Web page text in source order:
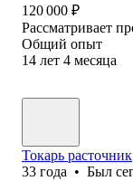
120 000 ₽
Рассматривает
Общий опыт
14 лет 4 месяца
Токарь расточник
33 года • Был